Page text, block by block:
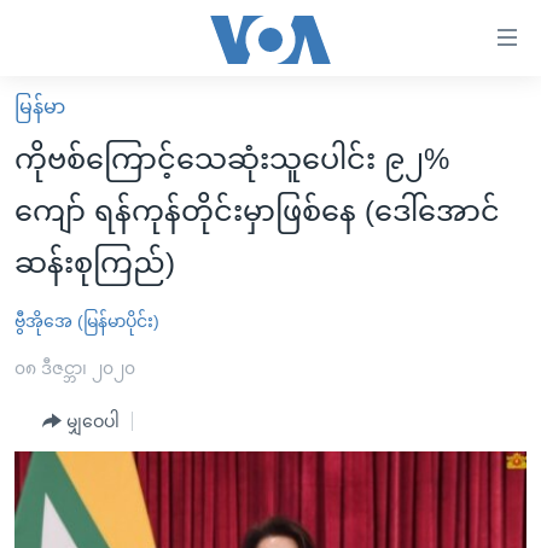
လွယ်ကူ
စေ
များ
ပင်မ
ကျော်
ကြည့်
ရန်
ပင်မ
မူလစာမျက်နှာ
မြန်မာ
ကမ္ဘာ့သတင်းများ
နိုင်ငံတကာ
အစ္စရေး-ပါလက်စတိုင်း
ဗွီဒီယို
အင်္ဂလိပ်စာလေ့လာမယ်
အမေရိကန်သုံးအီဒီယံ
မကြေးမုံရဲ့ အင်္ဂလိပ်စာ
ရုပ်ရှင်ထဲက အင်္ဂလိပ်စာ
အပတ်စဉ်ကဏ္ဍများ
ရေဒီယို
တီဗွီ
ရေဒီယိုနှင့်ရုပ်သံ အချက်အလက်များ
ရေဒီယို/တီဗွီအစီအစဉ်
မြန်မာ
ကိုဗစ်ကြောင့်သေဆုံးသူပေါင်း ၉၂%
ကျော် ရန်ကုန်တိုင်းမှာဖြစ်နေ (ဒေါ်အောင်
ဆန်းစုကြည်)
ဗွီအိုအေ (မြန်မာပိုင်း)
၀၈ ဒီဇင္ဘာ၊ ၂၀၂၀
မျှဝေပါ